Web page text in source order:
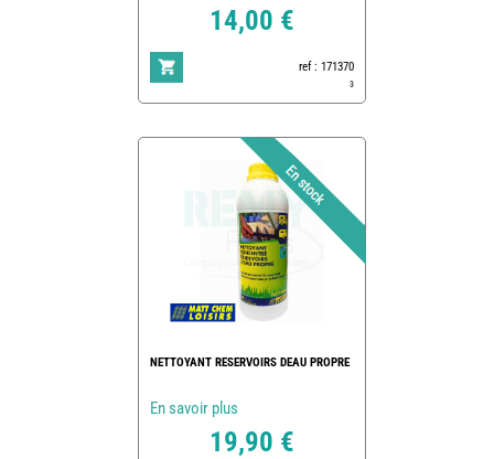
14,00 €
ref : 171370
3
NETTOYANT RESERVOIRS DEAU PROPRE
En savoir plus
19,90 €